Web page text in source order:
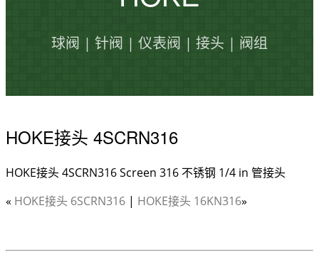
球阀 | 针阀 | 仪表阀 | 接头 | 阀组
HOKE接头 4SCRN316
HOKE接头 4SCRN316 Screen 316 不锈钢 1/4 in 管接头
« HOKE接头 6SCRN316 | HOKE接头 16KN316»